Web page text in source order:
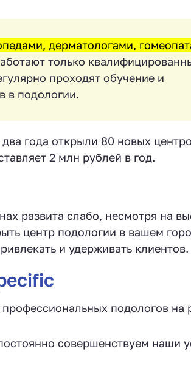
дерматологами,
только
проходят обучение и
в подологии.
года открыли 80 новых
2 млн рублей в год.
развита слабо, несмотря на
центр подологии в вашем
и удерживать клиентов.
подологов на
совершенствуем наши